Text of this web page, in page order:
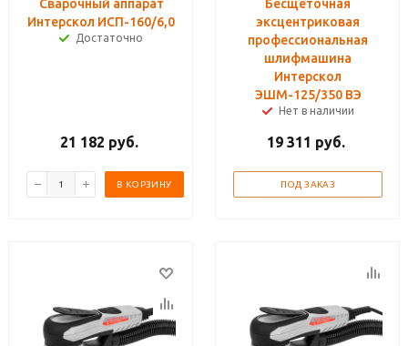
Сварочный аппарат
Интерскол ИСП-160/6,0
Достаточно
21 182 руб.
В КОРЗИНУ
Бесщеточная
эксцентриковая
профессиональная
шлифмашина
Интерскол
ЭШМ-125/350 ВЭ
Нет в наличии
19 311 руб.
ПОД ЗАКАЗ